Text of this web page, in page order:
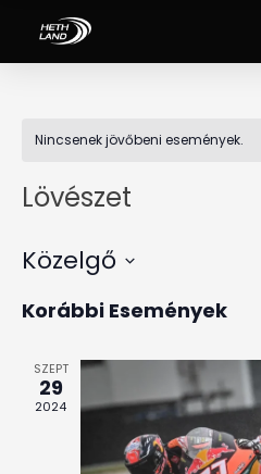
Nincsenek jövőbeni események.
Lövészet
Közelgő
kiválasztása.
Korábbi Események
SZEPT
29
2024